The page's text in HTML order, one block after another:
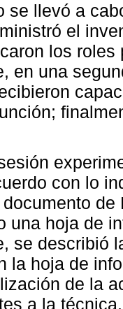
se llevó a
el
los
en una
con lo
una hoja de
se describió
la hoja de
de la
a la